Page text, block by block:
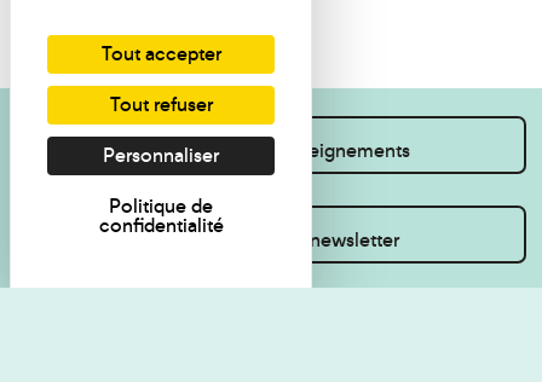
Je souhaite des renseignements
Inscrivez-vous à la newsletter
Tout accepter
Tout refuser
Personnaliser
Politique de
confidentialité